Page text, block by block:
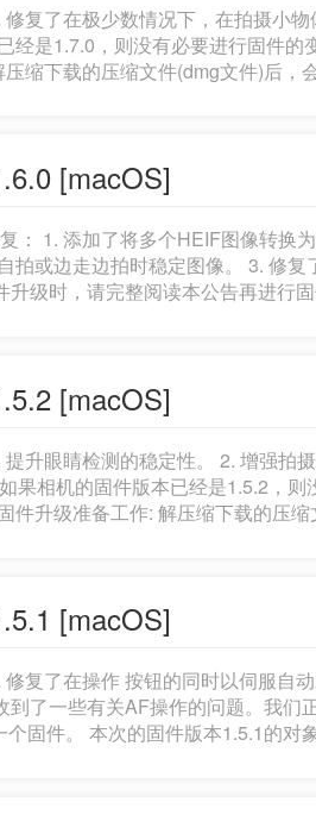
复了在极少数情况下，在拍摄小
版的改进内容: 1. 添加了将多个
[macOS]
： 1. 添加了将多个HEIF图像转换
定图像。 3. 修复了小问题。 如果相机的固件版本
读本公告再进行固件下载。 注意： 用户指南已经过
字节)和固件更新步骤的说明
[macOS]
睛检测的稳定性。 2. 增强拍摄移动物体
果相机的固件版本已经是1.5.2，
) 1.5.1版的改进内容: 1. 修复了在操
现象。 1.5.0版的改进内容: 1. 头部检测性能已得到改
[macOS]
修复了在操作按钮的同时以伺服自
到了一些有关AF操作的问题。我
如果相机的固件版本已经是